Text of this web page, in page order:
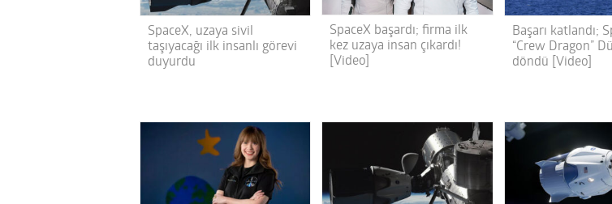
SpaceX, uzaya sivil
taşıyacağı ilk insanlı görevi
duyurdu
SpaceX başardı; firma ilk
kez uzaya insan çıkardı!
[Video]
Başarı katlandı;
“Crew Dragon”
döndü [Video]